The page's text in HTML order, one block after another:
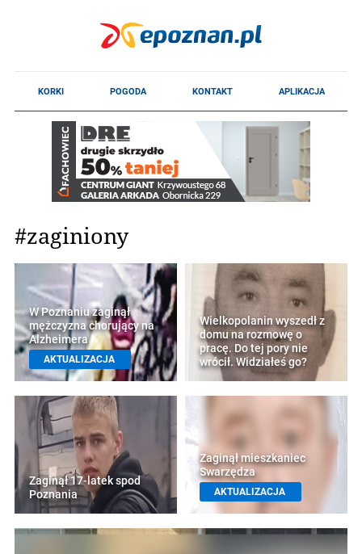
#zaginiony
W Poznaniu zaginął
mężczyzna chorujący na
Alzheimera
AKTUALIZACJA
Wielkopolanin wyszedł z
domu na rozmowę o
pracę. Do tej pory nie
wrócił. Widziałeś go?
Zaginął 17-latek spod
Poznania
Zaginął mieszkaniec
Swarzędza
AKTUALIZACJA